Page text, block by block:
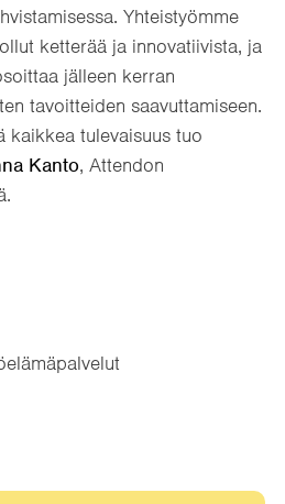
Yhteistyömme
ketterää ja innovatiivista, ja
jälleen kerran
tavoitteiden saavuttamiseen.
kaikkea tulevaisuus tuo
Kanto, Attendon